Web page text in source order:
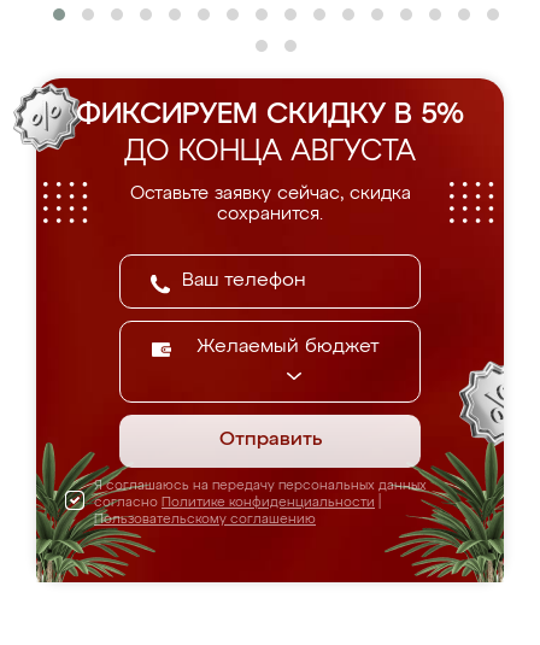
ФИКСИРУЕМ СКИДКУ В 5%
ДО КОНЦА АВГУСТА
Оставьте заявку сейчас, скидка
сохранится.
Желаемый бюджет
Отправить
Я соглашаюсь на передачу персональных данных
согласно Политике конфиденциальности
Пользовательскому соглашению